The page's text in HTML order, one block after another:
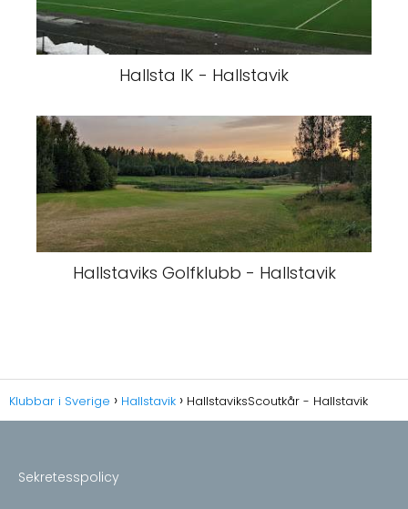
Hallsta IK - Hallstavik
Hallstaviks Golfklubb - Hallstavik
Klubbar i Sverige Hallstavik HallstaviksScoutkår - Hallstavik
Sekretesspolicy